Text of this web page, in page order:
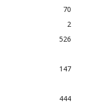
70
2
526
147
444